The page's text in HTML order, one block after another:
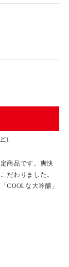
)
商品です。爽快
だわりました。
COOLな大吟醸」